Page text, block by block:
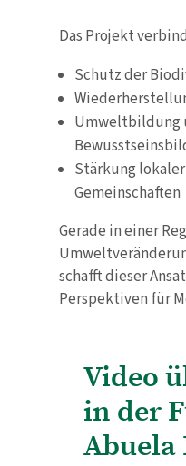
Das Projekt
Schutz der
Umweltbildung
Stärkung
Gemeinschaften
Gerade in einer
schafft dieser
Perspektiven für
Video
in der
Abuela